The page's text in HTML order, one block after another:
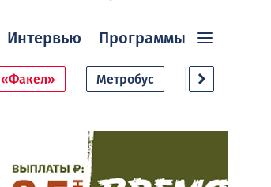
Интервью Программы
«Факел» Метробус Дачный